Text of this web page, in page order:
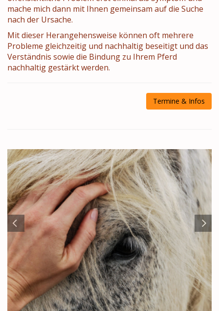
mache mich dann mit Ihnen gemeinsam auf die Suche
nach der Ursache.
Mit dieser Herangehensweise können oft mehrere
Probleme gleichzeitig und nachhaltig beseitigt und das
Verständnis sowie die Bindung zu Ihrem Pferd
nachhaltig gestärkt werden.
Termine & Infos